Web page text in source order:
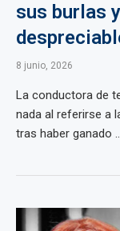
sus burlas
8 junio, 2026
La conductora de
nada al referirse a
tras haber ganado